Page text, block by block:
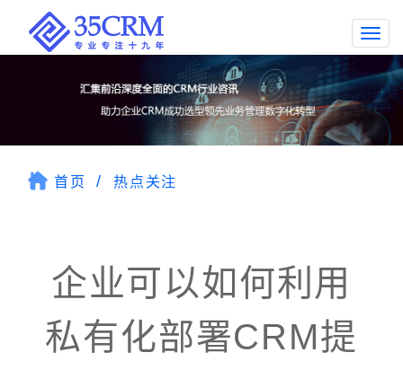
首页 热点关注
企业可以如何利用
私有化部署CRM提